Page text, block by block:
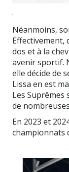
Néanmoins,
Effectivement,
dos et à la
avenir sportif.
elle décide de
Lissa en est
Les Suprêmes
de
En 2023 et
championnats